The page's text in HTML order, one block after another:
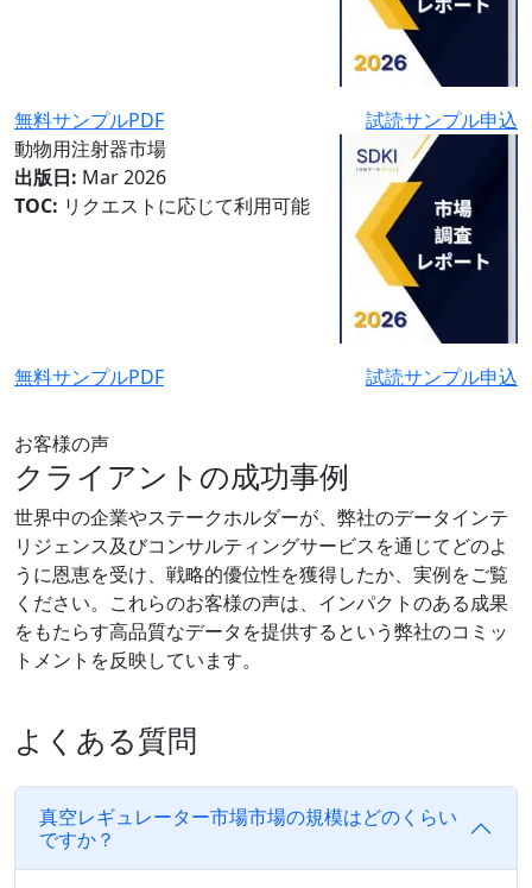
無料サンプルPDF
試読サンプル申込
動物用注射器市場
出版日: Mar 2026
TOC: リクエストに応じて利用可能
無料サンプルPDF 試読サンプル申込
お客様の声
クライアントの成功事例
世界中の企業やステークホルダーが、弊社のデータインテ
リジェンス及びコンサルティングサービスを通じてどのよ
うに恩恵を受け、戦略的優位性を獲得したか、実例をご覧
ください。これらのお客様の声は、インパクトのある成果
をもたらす高品質なデータを提供するという弊社のコミッ
トメントを反映しています。
よくある質問
真空レギュレーター市場市場の規模はどのくらい
ですか？